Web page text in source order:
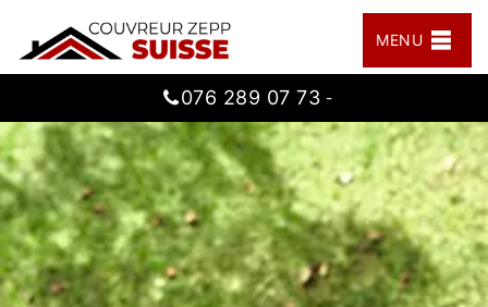
MENU
076 289 07 73 -